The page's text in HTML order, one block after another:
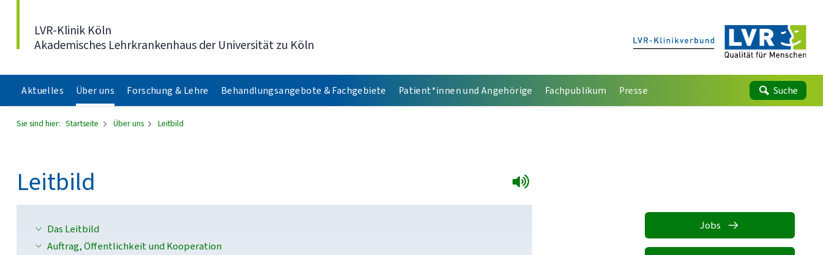
LVR-Klinik Köln
Akademisches Lehrkrankenhaus der Universität zu Köln
Aktuelles Über uns Forschung & Lehre Behandlungsangebote & Fachgebiete Patient*innen und Angehörige Fachpublikum Presse Suche
Sie sind hier: Startseite Über uns Leitbild
Leitbild
Das Leitbild
Auftrag, Öffentlichkeit und Kooperation
Jobs